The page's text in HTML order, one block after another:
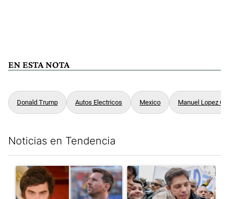
EN ESTA NOTA
Donald Trump Autos Electricos Mexico Manuel Lopez
Noticias en Tendencia
Un artículo de tendencia con el título "Milei despidió a Jorge
Un artículo de tendencia con